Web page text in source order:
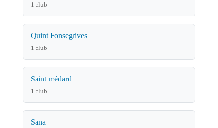
1 club
Quint Fonsegrives
1 club
Saint-médard
1 club
Sana